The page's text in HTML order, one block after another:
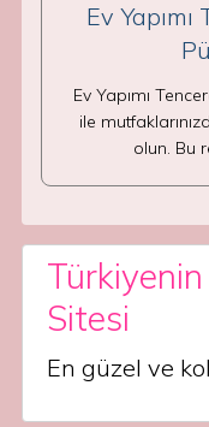
Ev
Ev Yapımı
ile
olun. Bu
Sitesi
En güzel ve